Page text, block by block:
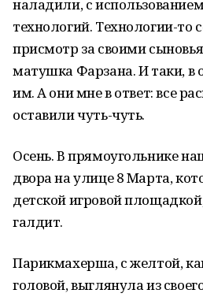
наладили, с
технологий. Технологии-то
присмотр за своими
матушка Фарзана. И таки, в
им. А они мне в ответ: все
оставили чуть-чуть.
Осень. В прямоугольнике
двора на улице 8 Марта,
детской игровой
галдит.
Парикмахерша, с желтой,
головой, выглянула из